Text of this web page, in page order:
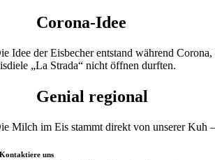
Corona-Idee
Idee der Eisbecher entstand während
„La Strada“ nicht öffnen durften.
Genial regional
Milch im Eis stammt direkt von unserer Kuh
Kontaktiere uns